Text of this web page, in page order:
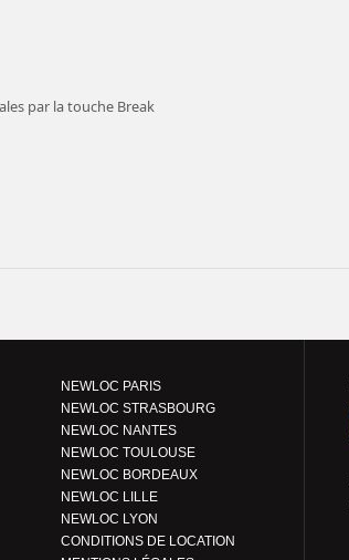
par la touche Break
NEWLOC PARIS
NEWLOC STRASBOURG
NEWLOC NANTES
NEWLOC TOULOUSE
NEWLOC BORDEAUX
NEWLOC LILLE
NEWLOC LYON
CONDITIONS DE LOCATION